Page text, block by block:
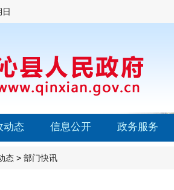
动态 信息公开 政务服务
态 > 部门快讯